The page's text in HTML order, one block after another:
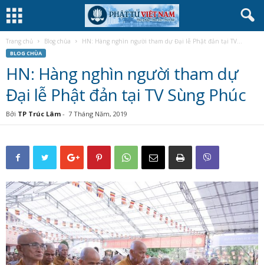
Trang chủ Blog chùa HN: Hàng nghìn người tham dự Đại lễ Phật đản tại TV...
BLOG CHÙA
HN: Hàng nghìn người tham dự
Đại lễ Phật đản tại TV Sùng Phúc
Bởi TP Trúc Lâm - 7 Tháng Năm, 2019